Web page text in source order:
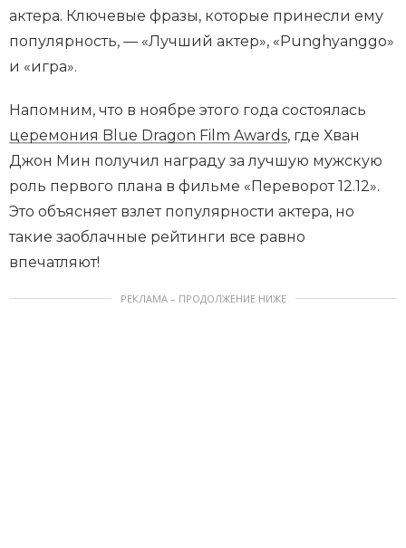
актера. Ключевые фразы, которые принесли ему
популярность, — «Лучший актер», «Punghyanggo»
и «игра».
Напомним, что в ноябре этого года состоялась
церемония Blue Dragon Film Awards, где Хван
Джон Мин получил награду за лучшую мужскую
роль первого плана в фильме «Переворот 12.12».
Это объясняет взлет популярности актера, но
такие заоблачные рейтинги все равно
впечатляют!
РЕКЛАМА – ПРОДОЛЖЕНИЕ НИЖЕ